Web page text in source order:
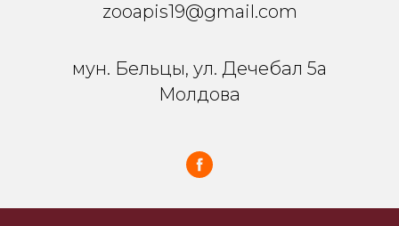
zooapis19@gmail.com
мун. Бельцы, ул. Дечебал 5a
Молдова